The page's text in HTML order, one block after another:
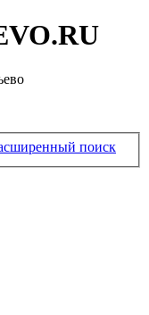
поиск